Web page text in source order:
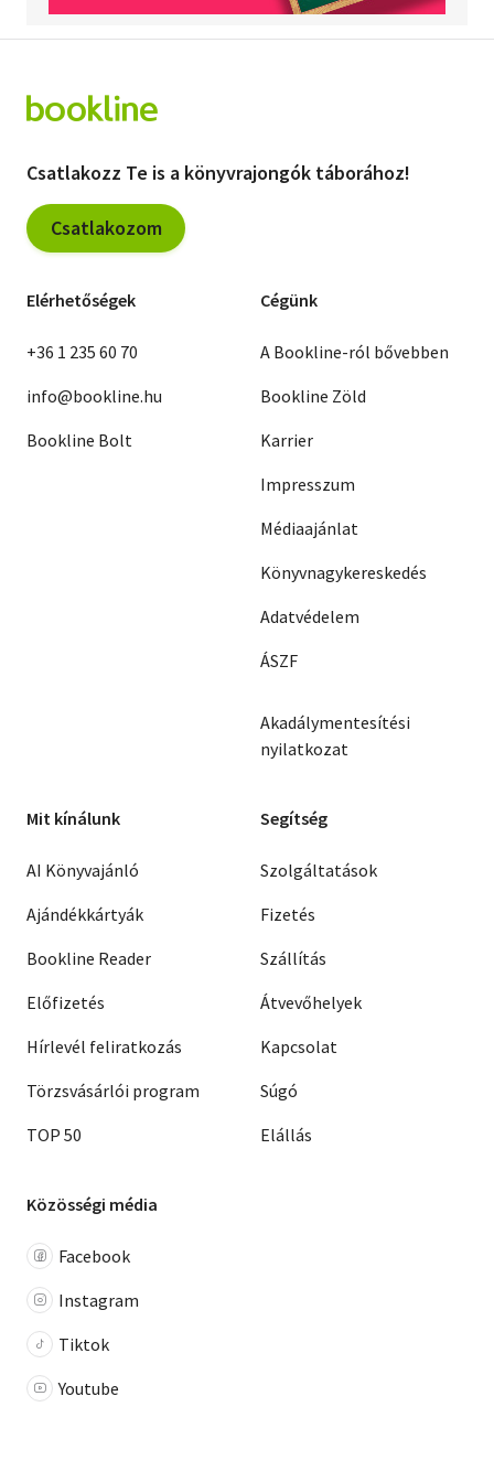
Csatlakozz Te is a könyvrajongók táborához!
Csatlakozom
Elérhetőségek
+36 1 235 60 70
info@bookline.hu
Bookline Bolt
Cégünk
A Bookline-ról bővebben
Bookline Zöld
Karrier
Impresszum
Médiaajánlat
Könyvnagykereskedés
Adatvédelem
ÁSZF
Akadálymentesítési
nyilatkozat
Mit kínálunk
AI Könyvajánló
Ajándékkártyák
Bookline Reader
Előfizetés
Hírlevél feliratkozás
Törzsvásárlói program
TOP 50
Segítség
Szolgáltatások
Fizetés
Szállítás
Átvevőhelyek
Kapcsolat
Súgó
Elállás
Közösségi média
Facebook
Instagram
Tiktok
Youtube